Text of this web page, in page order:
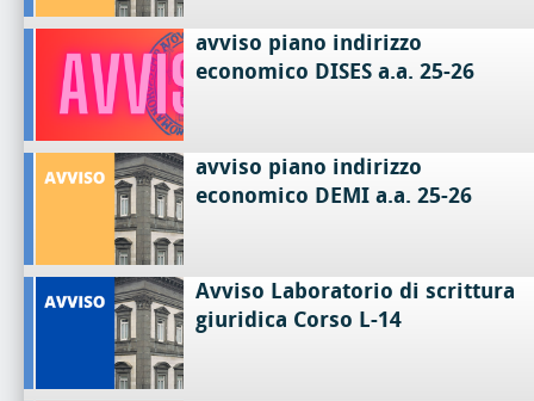
avviso piano indirizzo
economico DISES a.a. 25-26
avviso piano indirizzo
economico DEMI a.a. 25-26
Avviso Laboratorio di scrittura
giuridica Corso L-14